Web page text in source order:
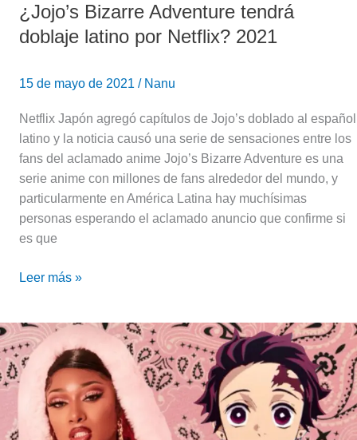
¿Jojo’s Bizarre Adventure tendrá
doblaje latino por Netflix? 2021
15 de mayo de 2021 / Nanu
Netflix Japón agregó capítulos de Jojo’s doblado al español
latino y la noticia causó una serie de sensaciones entre los
fans del aclamado anime Jojo’s Bizarre Adventure es una
serie anime con millones de fans alrededor del mundo, y
particularmente en América Latina hay muchísimas
personas esperando el aclamado anuncio que confirme si
es que
¿Jojo’s
Bizarre
Adventure
doblaje
Netflix?
Leer más »
¡Megan
Thee
Stallion
causa
con